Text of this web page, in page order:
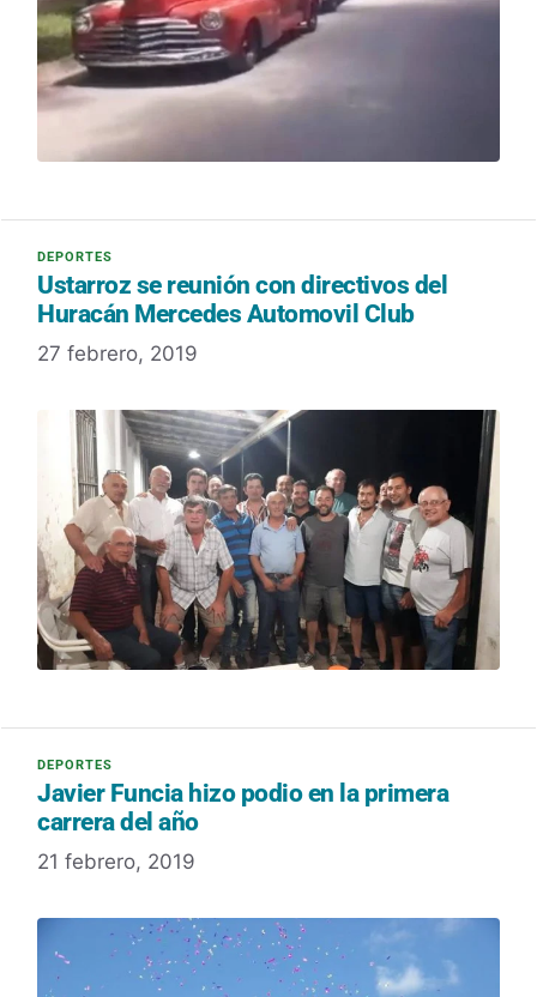
Ustarroz se reunión con directivos del
Huracán Mercedes Automovil Club
27 febrero, 2019
Javier Funcia hizo podio en la primera
carrera del año
21 febrero, 2019